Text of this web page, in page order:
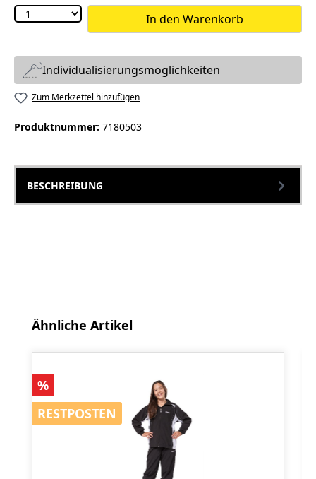
In den Warenkorb
Individualisierungsmöglichkeiten
Zum Merkzettel hinzufügen
Produktnummer: 7180503
BESCHREIBUNG
Produktgalerie überspringen
Ähnliche Artikel
Rabatt
%
RESTPOSTEN
RESTPOSTEN